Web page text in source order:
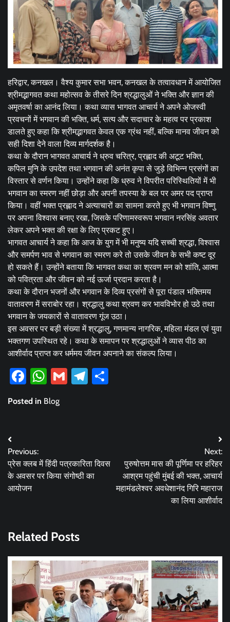
हरिद्वार, कनखल। वैश्य कुमार सभा भवन, कनखल के तत्वावधान में आयोजित
श्रीमद्भागवत कथा महोत्सव के तीसरे दिन श्रद्धालुओं ने भक्ति और ज्ञान की
अमृतवर्षा का आनंद लिया। कथा व्यास भागवत आचार्य ने अपने ओजस्वी
प्रवचनों में भगवान की भक्ति, धर्म, सत्य और सदाचार के महत्व पर प्रकाश
डालते हुए कहा कि श्रीमद्भागवत केवल एक ग्रंथ नहीं, बल्कि मानव जीवन को
सही दिशा देने वाला दिव्य मार्गदर्शक है।
कथा के दौरान भागवत आचार्य ने ध्रुव चरित्र, प्रह्लाद की अटूट भक्ति,
कपिल मुनि के उपदेश तथा भगवान की अनंत कृपा से जुड़े विभिन्न प्रसंगों का
विस्तार से वर्णन किया। उन्होंने कहा कि ध्रुव ने विपरीत परिस्थितियों में भी
भगवान का स्मरण नहीं छोड़ा और अपनी तपस्या के बल पर अमर पद प्राप्त
किया। वहीं भक्त प्रह्लाद ने अत्याचारों का सामना करते हुए भी भगवान विष्णु
पर अपना विश्वास बनाए रखा, जिसके परिणामस्वरूप भगवान नरसिंह अवतार
लेकर अपने भक्त की रक्षा के लिए प्रकट हुए।
भागवत आचार्य ने कहा कि आज के युग में भी मनुष्य यदि सच्ची श्रद्धा, विश्वास
और समर्पण भाव से भगवान का स्मरण करे तो उसके जीवन के सभी कष्ट दूर
हो सकते हैं। उन्होंने बताया कि भागवत कथा का श्रवण मन को शांति, आत्मा
को पवित्रता और जीवन को नई ऊर्जा प्रदान करता है।
कथा के दौरान भजनों और भगवान के दिव्य प्रसंगों से पूरा पंडाल भक्तिमय
वातावरण में सराबोर रहा। श्रद्धालु कथा श्रवण कर भावविभोर हो उठे तथा
भगवान के जयकारों से वातावरण गूंज उठा।
इस अवसर पर बड़ी संख्या में श्रद्धालु, गणमान्य नागरिक, महिला मंडल एवं युवा
भक्तगण उपस्थित रहे। कथा के समापन पर श्रद्धालुओं ने व्यास पीठ का
आशीर्वाद प्राप्त कर धर्ममय जीवन अपनाने का संकल्प लिया।
Facebook
WhatsApp
GmailTelegram
Posted in Blog
Post
navigation
Previous:
प्रेस क्लब में हिंदी पत्रकारिता दिवस
के अवसर पर किया संगोष्ठी का
आयोजन
Next:
पुरुषोत्तम मास की पूर्णिमा पर हरिहर
आश्रम पहुंची मुंबई की भक्त, आचार्य
महामंडलेश्वर अवधेशानंद गिरि महाराज
का लिया आशीर्वाद
Related Posts